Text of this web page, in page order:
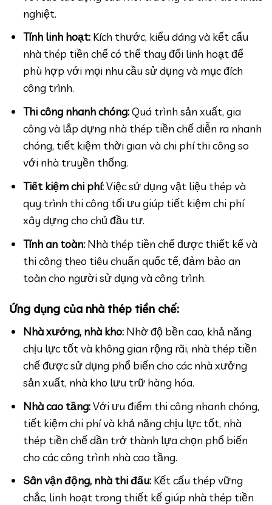
nghiệt.
Tính linh hoạt: Kích thước, kiểu dáng và kết cấu
nhà thép tiền chế có thể thay đổi linh hoạt để
phù hợp với mọi nhu cầu sử dụng và mục đích
công trình.
Thi công nhanh chóng:Quá trình sản xuất, gia
công và lắp dựng nhà thép tiền chế diễn ra nhanh
chóng, tiết kiệm thời gian và chi phí thi công so
với nhà truyền thống.
Tiết kiệm chi phí:Việc sử dụng vật liệu thép và
quy trình thi công tối ưu giúp tiết kiệm chi phí
xây dựng cho chủ đầu tư.
Tính an toàn: Nhà thép tiền chế được thiết kế và
thi công theo tiêu chuẩn quốc tế, đảm bảo an
toàn cho người sử dụng và công trình.
Ứng dụng của nhà thép tiền chế:
Nhà xưởng, nhà kho: Nhờ độ bền cao, khả năng
chịu lực tốt và không gian rộng rãi, nhà thép tiền
chế được sử dụng phổ biến cho các nhà xưởng
sản xuất, nhà kho lưu trữ hàng hóa.
Nhà cao tầng:Với ưu điểm thi công nhanh chóng,
tiết kiệm chi phí và khả năng chịu lực tốt, nhà
thép tiền chế dần trở thành lựa chọn phổ biến
cho các công trình nhà cao tầng.
Sân vận động, nhà thi đấu: Kết cấu thép vững
chắc, linh hoạt trong thiết kế giúp nhà thép tiền